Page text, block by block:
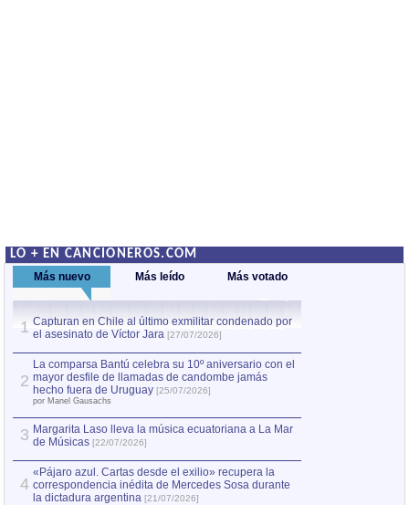
LO + EN CANCIONEROS.COM
Más nuevo Más leído Más votado
1 Capturan en Chile al último exmilitar condenado por
el asesinato de Víctor Jara [27/07/2026]
2
La comparsa Bantú celebra su 10º aniversario con el
mayor desfile de llamadas de candombe jamás
hecho fuera de Uruguay [25/07/2026]
por Manel Gausachs
3 Margarita Laso lleva la música ecuatoriana a La Mar
de Músicas [22/07/2026]
4
«Pájaro azul. Cartas desde el exilio» recupera la
correspondencia inédita de Mercedes Sosa durante
la dictadura argentina [21/07/2026]